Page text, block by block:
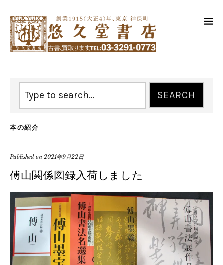
本の紹介
Published on 2021年9月22日
傅山関係図録入荷しました